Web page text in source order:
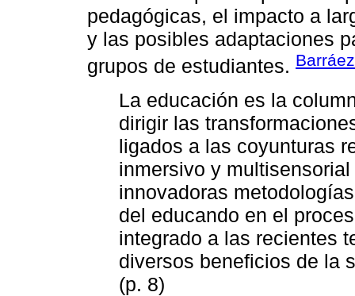
pedagógicas, el impacto a
y las posibles adaptaciones
grupos de estudiantes.
La educación es la
dirigir las
ligados a las coyunturas
inmersivo y
innovadoras
del educando en el
integrado a las recientes
diversos beneficios de la
(p. 8)